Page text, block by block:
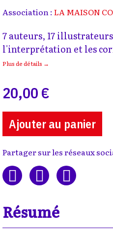
Association : LA MAISON
7 auteurs, 17
l'interprétation et les
Plus de détails →
20,00 €
Ajouter au panier
Partager sur les réseaux
Résumé